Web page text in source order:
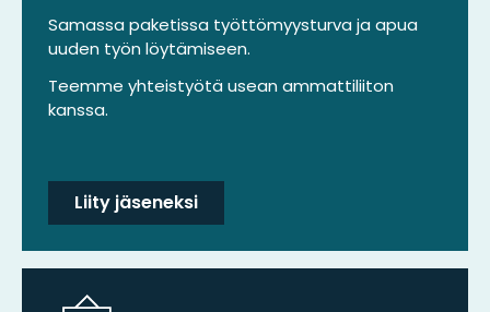
Samassa paketissa työttömyysturva ja apua
uuden työn löytämiseen.
Teemme yhteistyötä usean ammattiliiton
kanssa.
Liity jäseneksi